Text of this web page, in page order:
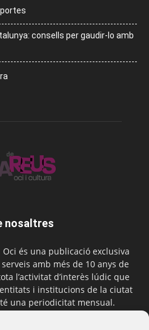
consells per gaudir-lo amb
nosaltres
és una publicació exclusiva
amb més de 10 anys de
l’activitat d’interès lúdic que
i institucions de la ciutat
una periodicitat mensual.